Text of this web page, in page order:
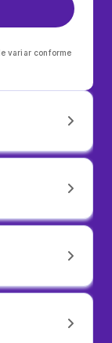
variar conforme